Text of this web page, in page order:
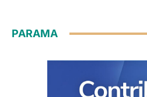
PARAMA